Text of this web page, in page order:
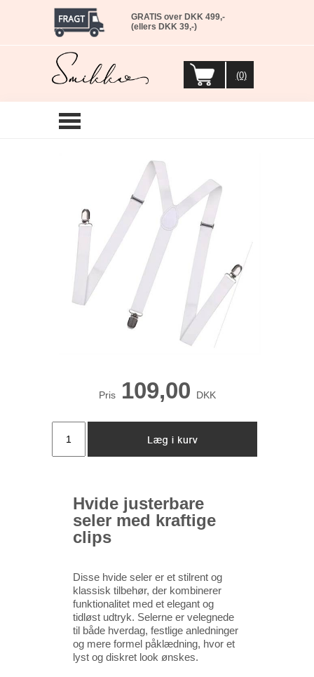
GRATIS over DKK 499,-
(ellers DKK 39,-)
(0)
Pris 109,00 DKK
Hvide justerbare
seler med kraftige
clips
Disse hvide seler er et stilrent og
klassisk tilbehør, der kombinerer
funktionalitet med et elegant og
tidløst udtryk. Selerne er velegnede
til både hverdag, festlige anledninger
og mere formel påklædning, hvor et
lyst og diskret look ønskes.